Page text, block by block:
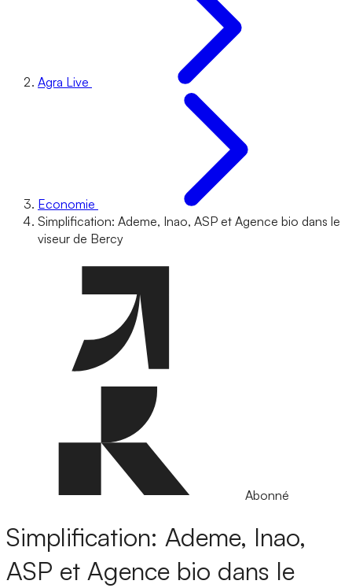
Agra Live
Economie
Simplification: Ademe, Inao, ASP et Agence bio dans le
viseur de Bercy
Abonné
Simplification: Ademe, Inao,
ASP et Agence bio dans le